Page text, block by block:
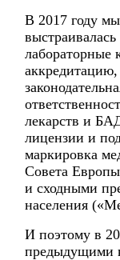
В 2017 году мы
лекарств и
лицензии и
маркировка
Совета
и сходными
населения
И поэтому в
предыдущими